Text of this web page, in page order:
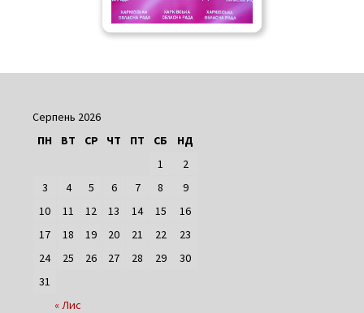
Серпень 2026
ПН
ВТ СР ЧТ ПТ СБ НД
« Лис
1
2
3
4 5 6 7 8
9
10
11 12 13 14 15
16
17
18 19 20 21 22
23
24
25 26 27 28 29
30
31